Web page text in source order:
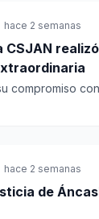
hace 2 semanas
CSJAN
compromiso
hace 2 semanas
de